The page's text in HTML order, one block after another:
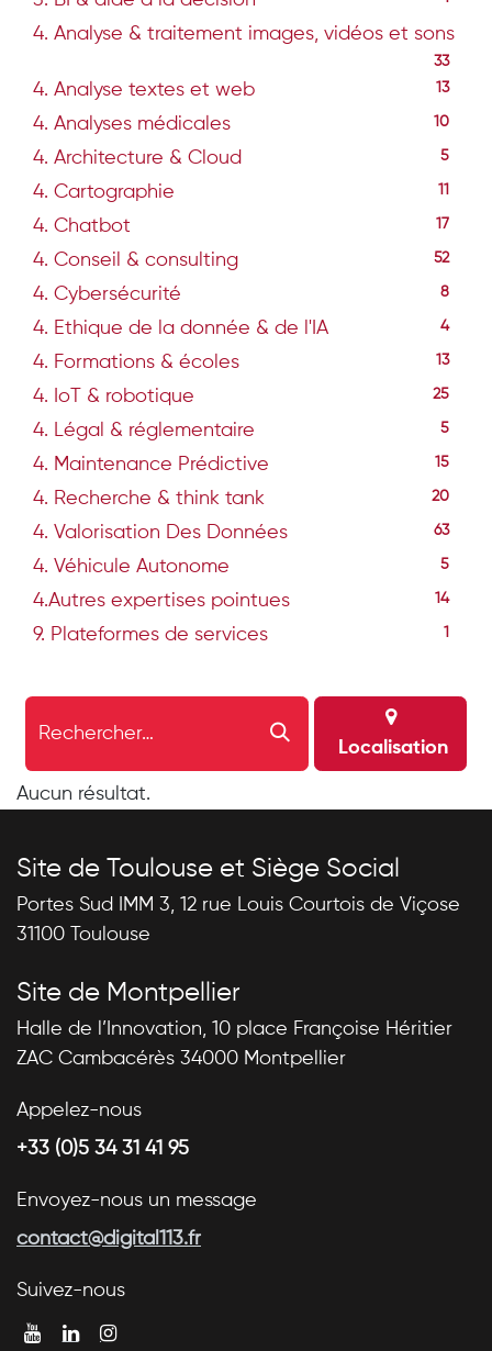
4. Analyse & traitement images, vidéos et sons
33
4. Analyse textes et web 13
4. Analyses médicales 10
4. Architecture & Cloud 5
4. Cartographie
4. Chatbot 17
4. Conseil & consulting 52
4. Cybersécurité 8
4. Ethique de la donnée & de l'IA 4
4. Formations & écoles 13
4. IoT & robotique 25
4. Légal & réglementaire 5
4. Maintenance Prédictive 15
4. Recherche & think tank 20
4. Valorisation Des Données 63
4. Véhicule Autonome 5
4.Autres expertises pointues 14
9. Plateformes de services
Localisation
Aucun résultat.
Site de Toulouse et Siège Social
Portes Sud IMM 3, 12 rue Louis Courtois de Viçose
31100 Toulouse
Site de Montpellier
Halle de l’Innovation, 10 place Françoise Héritier
ZAC Cambacérès 34000 Montpellier
Appelez-nous
+33 (0)5 34 31 41 95
Envoyez-nous un message
contact@digital113.fr
Suivez-nous